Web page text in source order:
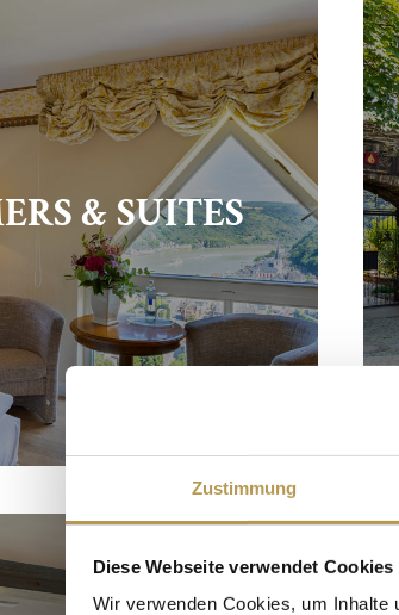
Zustimmung
Diese Webseite verwendet Cookies
Wir verwenden Cookies, um Inhalte
& SUITES